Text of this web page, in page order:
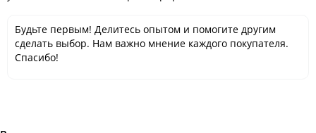
Будьте первым! Делитесь опытом и помогите другим
сделать выбор. Нам важно мнение каждого покупателя.
Спасибо!